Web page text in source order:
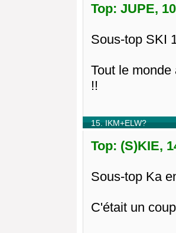
Top: JUPE,
Sous-top SKI
Tout le
!!
15. IKM+ELW?
Top: (S)KIE,
Sous-top Ka
C'était un